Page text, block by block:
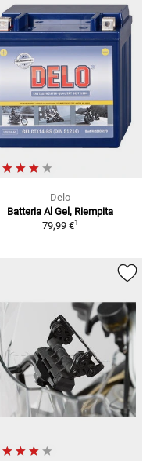
Delo
Batteria Al Gel, Riempita
79,99 €1